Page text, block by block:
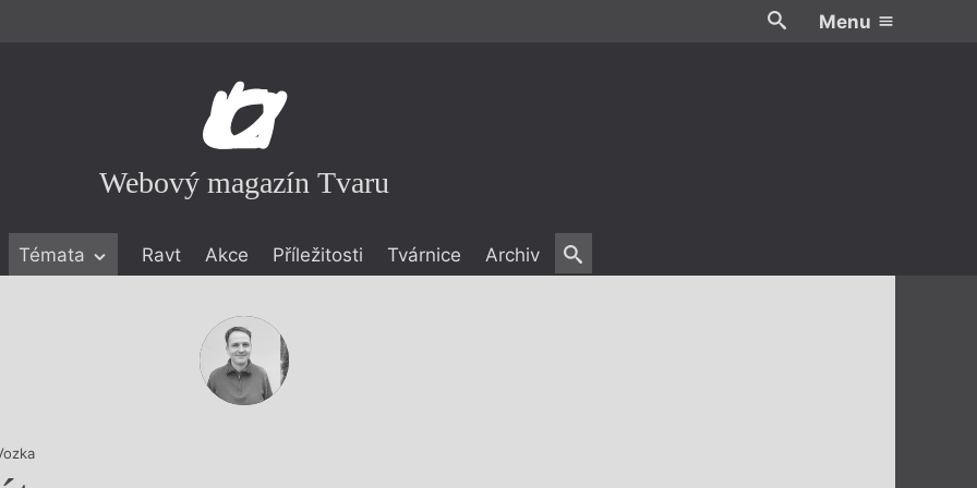
Menu
Webový magazín Tvaru
Témata Ravt Akce Příležitosti Tvárnice Archiv